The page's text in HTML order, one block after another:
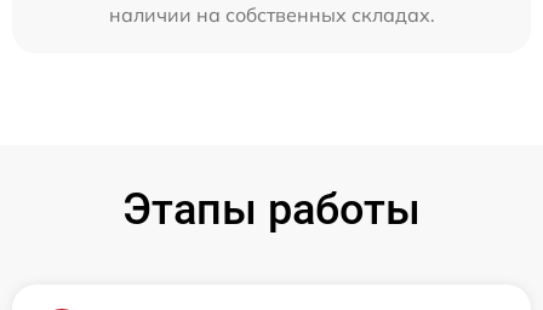
наличии на собственных складах.
Этапы работы